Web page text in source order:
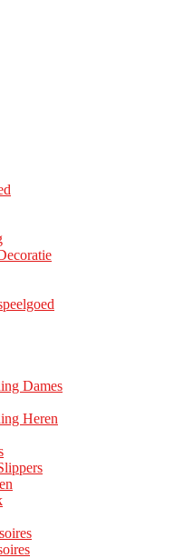
Dames
Heren